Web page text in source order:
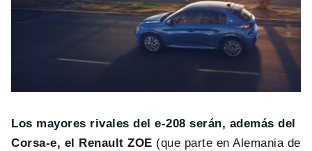
Los mayores rivales del e-208 serán, además del
Corsa-e, el Renault ZOE (que parte en Alemania de